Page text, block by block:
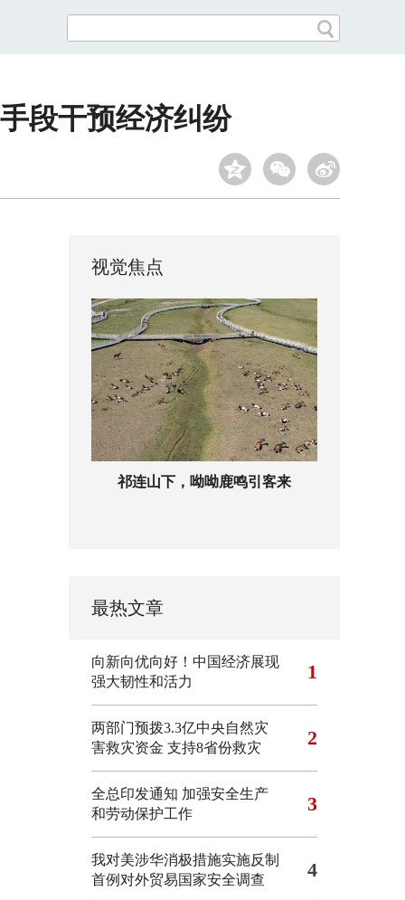
段干预经济纠纷
视觉焦点
祁连山下，呦呦鹿鸣引客来
最热文章
向新向优向好！中国经济展现
强大韧性和活力
1
两部门预拨3.3亿中央自然灾
害救灾资金 支持8省份救灾
2
全总印发通知 加强安全生产
和劳动保护工作
3
我对美涉华消极措施实施反制
首例对外贸易国家安全调查
4